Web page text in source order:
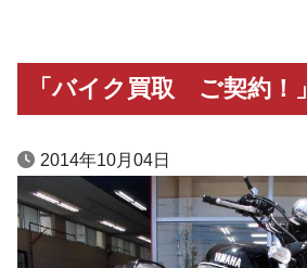
「バイク買取 ご契約！」
2014年10月04日